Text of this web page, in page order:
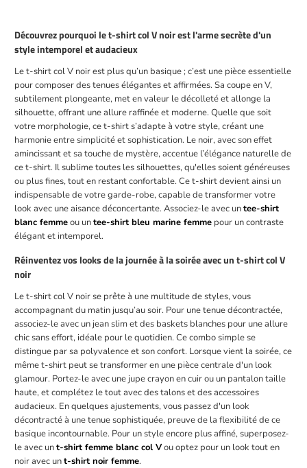
Découvrez pourquoi le t-shirt col V noir est l'arme secrète d'un
style intemporel et audacieux
Le t-shirt col V noir est plus qu’un basique ; c’est une pièce essentielle
pour composer des tenues élégantes et affirmées. Sa coupe en V,
subtilement plongeante, met en valeur le décolleté et allonge la
silhouette, offrant une allure raffinée et moderne. Quelle que soit
votre morphologie, ce t-shirt s’adapte à votre style, créant une
harmonie entre simplicité et sophistication. Le noir, avec son effet
amincissant et sa touche de mystère, accentue l’élégance naturelle de
ce t-shirt. Il sublime toutes les silhouettes, qu'elles soient généreuses
ou plus fines, tout en restant confortable. Ce t-shirt devient ainsi un
indispensable de votre garde-robe, capable de transformer votre
look avec une aisance déconcertante. Associez-le avec untee-shirt
blanc femmeou untee-shirt bleu marine femme pour un contraste
élégant et intemporel.
Réinventez vos looks de la journée à la soirée avec un t-shirt col V
noir
Le t-shirt col V noir se prête à une multitude de styles, vous
accompagnant du matin jusqu’au soir. Pour une tenue décontractée,
associez-le avec un jean slim et des baskets blanches pour une allure
chic sans effort, idéale pour le quotidien. Ce combo simple se
distingue par sa polyvalence et son confort. Lorsque vient la soirée, ce
même t-shirt peut se transformer en une pièce centrale d'un look
glamour. Portez-le avec une jupe crayon en cuir ou un pantalon taille
haute, et complétez le tout avec des talons et des accessoires
audacieux. En quelques ajustements, vous passez d'un look
décontracté à une tenue sophistiquée, preuve de la flexibilité de ce
basique incontournable. Pour un style encore plus affiné, superposez-
le avec unt-shirt femme blanc col Vou optez pour un look tout en
noir avec unt-shirt noir femme.